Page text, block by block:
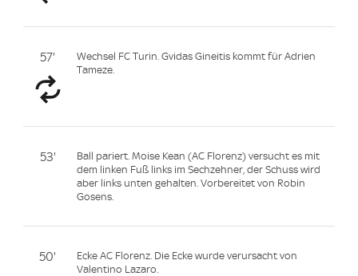
57'
Wechsel FC Turin. Gvidas Gineitis kommt für Adrien
Tameze.
53'
Ball pariert. Moise Kean (AC Florenz) versucht es mit
dem linken Fuß links im Sechzehner, der Schuss wird
aber links unten gehalten. Vorbereitet von Robin
Gosens.
50'
Ecke AC Florenz. Die Ecke wurde verursacht von
Valentino Lazaro.